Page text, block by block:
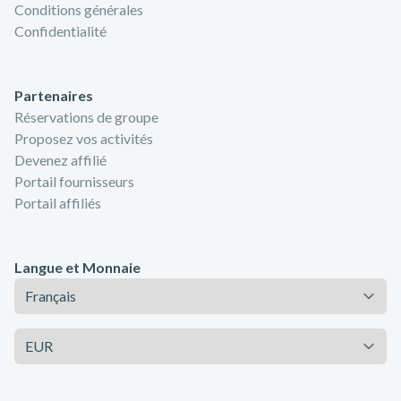
Conditions générales
Confidentialité
Partenaires
Réservations de groupe
Proposez vos activités
Devenez affilié
Portail fournisseurs
Portail affiliés
Langue et Monnaie